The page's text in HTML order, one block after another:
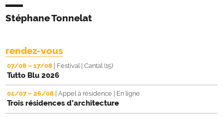
Stéphane Tonnelat
rendez-vous
07/08 – 17/08 | Festival | Cantal (15)
Tutto Blu 2026
01/07 – 26/08 Appel à résidence En ligne
Trois résidences d’architecture